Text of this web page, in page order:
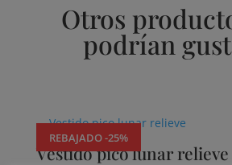
Otros
podrían
REBAJADO -25%
Vestido pico lunar relieve